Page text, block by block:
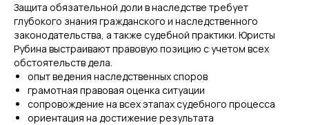
Защита обязательной доли в наследстве требует
глубокого знания гражданского и наследственного
законодательства, а также судебной практики. Юристы
Рубина выстраивают правовую позицию с учетом всех
обстоятельств дела.
опыт ведения наследственных споров
грамотная правовая оценка ситуации
сопровождение на всех этапах судебного процесса
ориентация на достижение результата